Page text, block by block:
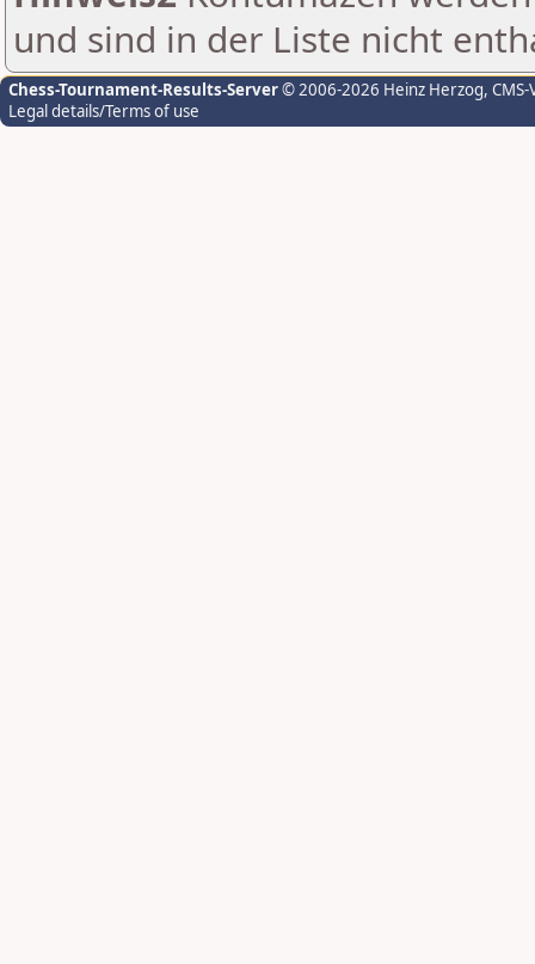
und sind in der Liste nicht
Chess-Tournament-Results-Server© 2006-2026 Heinz Herzog,
Legal details/Terms of use